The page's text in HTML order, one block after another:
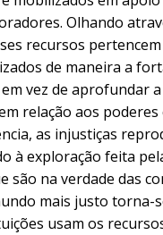
Olhando
recursos
de maneira a
vez de aprofundar
relação aos
as injustiças
à exploração feita
são na verdade das
mais justo torna-
usam os